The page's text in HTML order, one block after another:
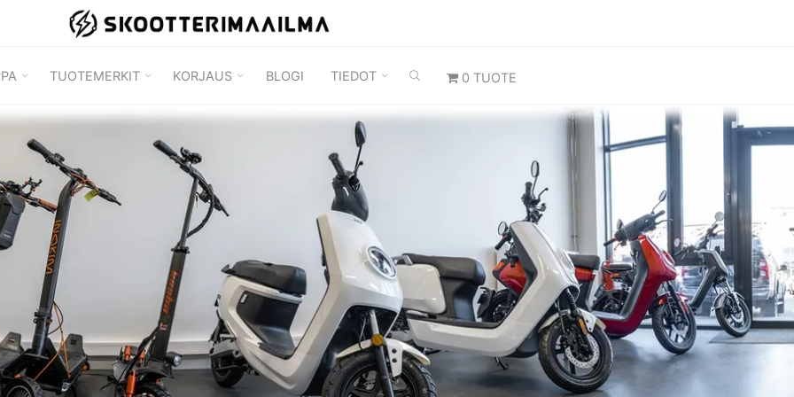
SKOOTTERIMAAILMA
TUOTEMERKIT KORJAUS BLOGI TIEDOT
0 TUOTE